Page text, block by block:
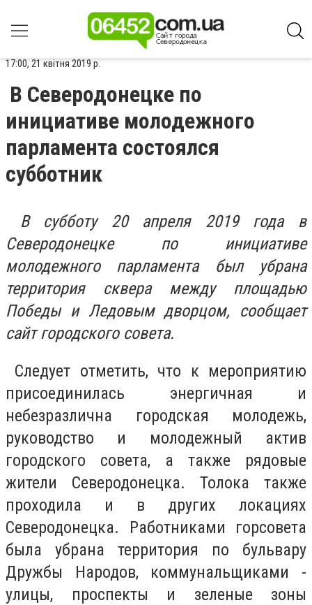
17:00, 21 квітня 2019 р.
В Северодонецке по
инициативе молодежного
парламента состоялся
субботник
В субботу 20 апреля 2019 года в
Северодонецке по инициативе
молодежного парламента был убрана
территория сквера между площадью
Победы и Ледовым дворцом, сообщает
сайт городского совета.
Следует отметить, что к мероприятию
присоединилась энергичная и
небезразлична городская молодежь,
руководство и молодежный актив
городского совета, а также рядовые
жители Северодонецка. Толока также
проходила и в других локациях
Северодонецка. Работниками горсовета
была убрана территория по бульвару
Дружбы Народов, коммунальщиками -
улицы, проспекты и зеленые зоны